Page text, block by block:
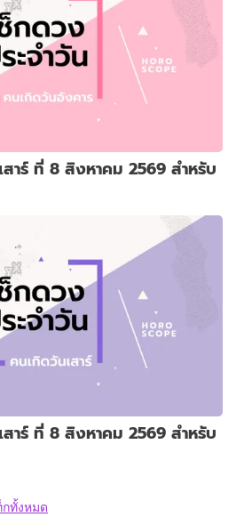
สาร์ ที่ 8 สิงหาคม 2569 สำหรับ
สาร์ ที่ 8 สิงหาคม 2569 สำหรับ
ทั้งหมด